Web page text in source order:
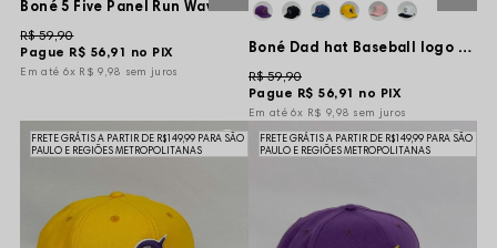
Pague R$ 56,91 no PIX
R$ 59,90
6x R$ 9,98 sem juros
Boné Dad hat Baseball logo Basic - Branco
Pague R$ 56,91 no PIX
R$ 59,90
6x R$ 9,98 sem juros
FRETE GRÁTIS A PARTIR DE R$149,99 PARA SÃO
PAULO E REGIÕES METROPOLITANAS
FRETE GRÁTIS A PARTIR DE R$149,99 PARA SÃO
PAULO E REGIÕES METROPOLITANAS